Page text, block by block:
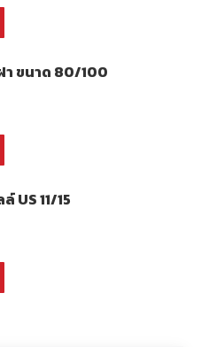
า ขนาด 80/100
US 11/15